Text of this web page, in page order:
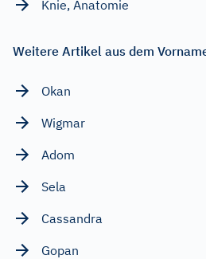
Knie, Anatomie
Weitere Artikel aus dem
Okan
Wigmar
Adom
Sela
Cassandra
Gopan